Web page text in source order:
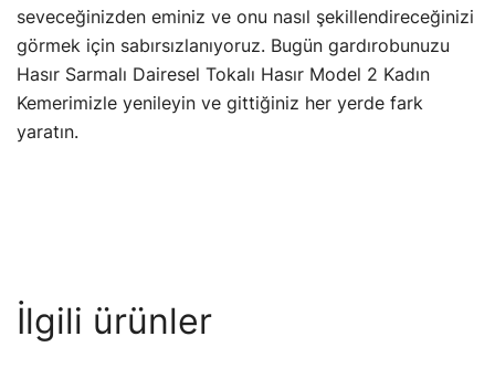
seveceğinizden eminiz ve onu nasıl şekillendireceğinizi
görmek için sabırsızlanıyoruz. Bugün gardırobunuzu
Hasır Sarmalı Dairesel Tokalı Hasır Model 2 Kadın
Kemerimizle yenileyin ve gittiğiniz her yerde fark
yaratın.
İlgili ürünler